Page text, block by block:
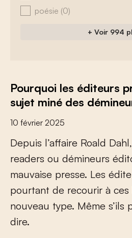
poésie (0)
+ Voir 994
Pourquoi les éditeurs
sujet miné des
10 février 2025
Depuis l’afaire Roald Dahl,
readers ou démineurs édit
mauvaise presse. Les édite
pourtant de recourir à ces
nouveau type. Même s’ils
dire.